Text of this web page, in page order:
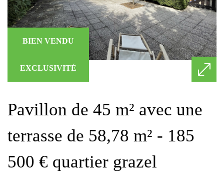
BIEN VENDU
EXCLUSIVITÉ
pavillon de 45 m² avec une
terrasse de 58,78 m² - 185
500 € quartier grazel